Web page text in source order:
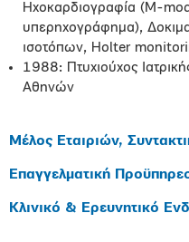
Ηχοκαρδιογραφία (M-
υπερηχογράφημα),
ισοτόπων, Holter
1988: Πτυχιούχος
Αθηνών
Μέλος Εταιριών,
Επαγγελματική
Κλινικό & Ερευνητικό